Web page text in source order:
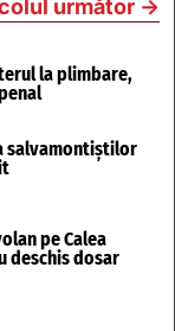
următor →
la plimbare,
salvamontiștilor
pe Calea
deschis dosar